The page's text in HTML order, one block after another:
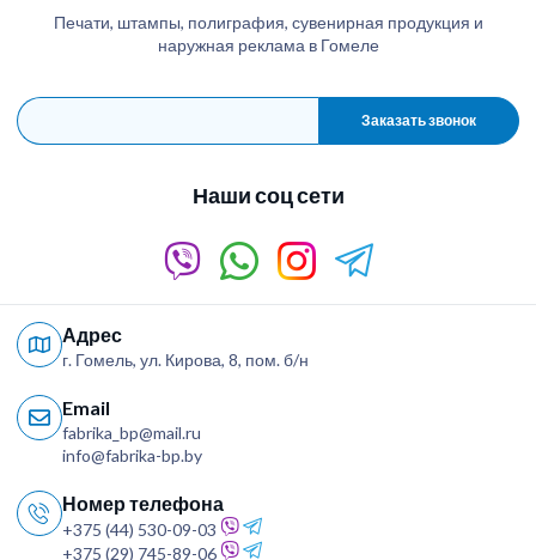
Печати, штампы, полиграфия, сувенирная продукция и
наружная реклама в Гомеле
Заказать звонок
Наши соц сети
Адрес
г. Гомель, ул. Кирова, 8, пом. б/н
Email
fabrika_bp@mail.ru
info@fabrika-bp.by
Номер телефона
+375 (44) 530-09-03
+375 (29) 745-89-06